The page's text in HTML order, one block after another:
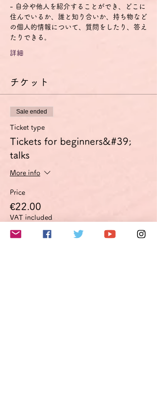
- 自分や他人を紹介することができ、どこに
住んでいるか、誰と知り合いか、持ち物など
の個人的情報について、質問をしたり、答え
たりできる。
詳細
チケット
Sale ended
Ticket type
Tickets for beginners&#39;
talks
More info
Price
€22.00
VAT included